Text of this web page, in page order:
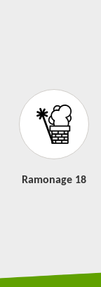
Ramonage 18